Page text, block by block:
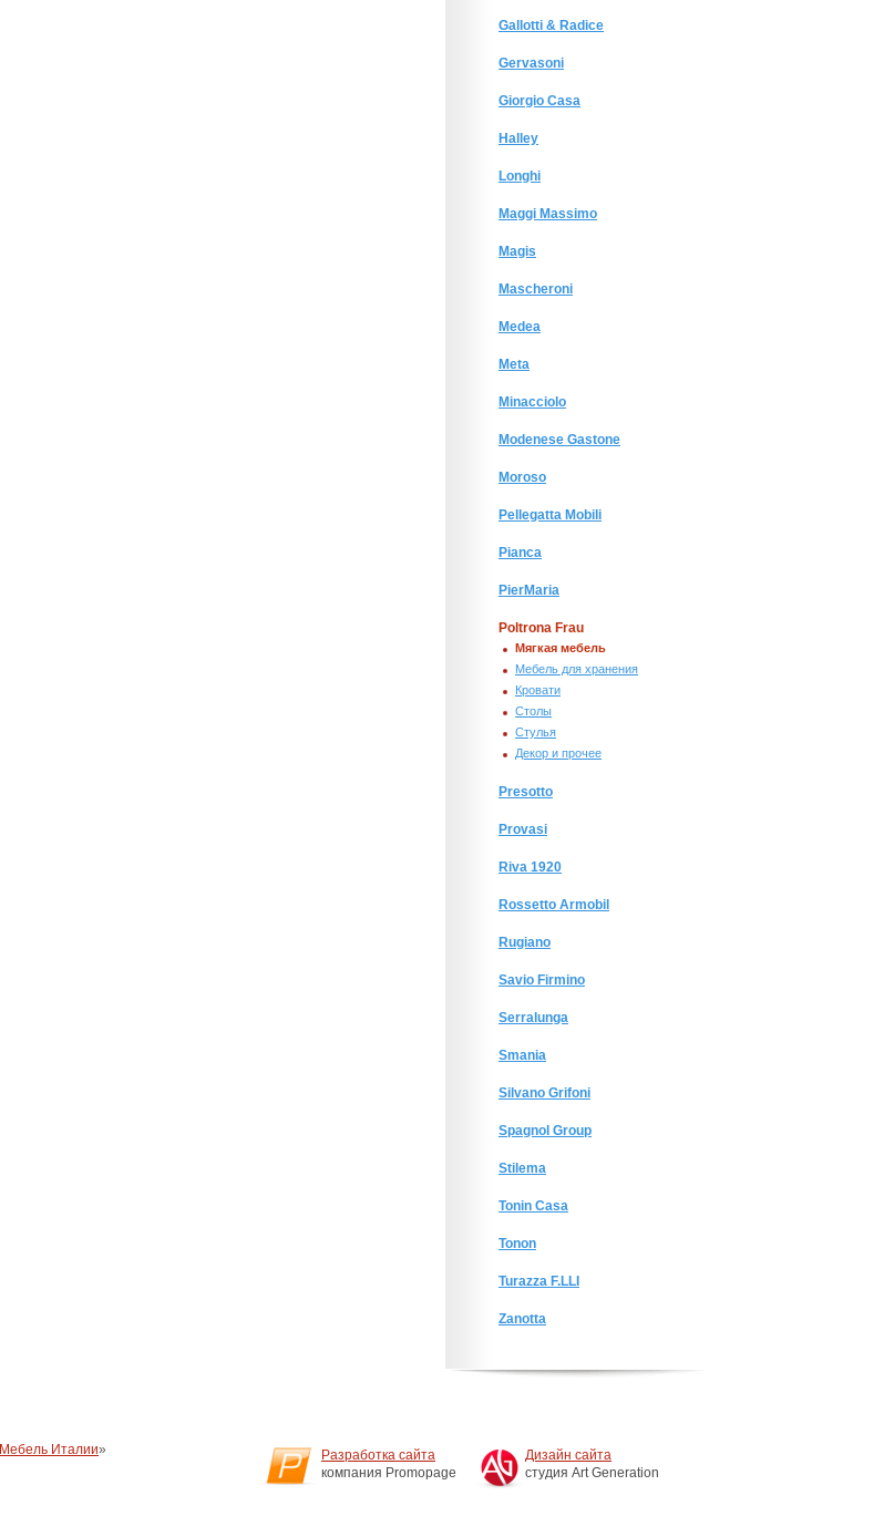
Gallotti & Radice
Gervasoni
Giorgio Сasa
Halley
Longhi
Maggi Massimo
Magis
Mascheroni
Medea
Meta
Minacciolo
Modenese Gastone
Moroso
Pellegatta Mobili
Pianca
PierMaria
Poltrona Frau
Мягкая мебель
Мебель для хранения
Кровати
Столы
Стулья
Декор и прочее
Presotto
Provasi
Riva 1920
Rossetto Armobil
Rugiano
Savio Firmino
Serralunga
Smania
Silvano Grifoni
Spagnol Group
Stilema
Tonin Casa
Tonon
Turazza F.LLI
Zanotta
Мебель Италии»
Дизайн сайта
студия Art Generation
Разработка сайта
компания Promopage